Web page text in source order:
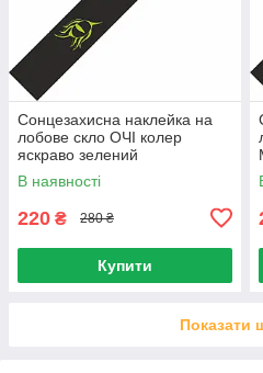
Сонцезахисна наклейка на
лобове скло ОЧІ колер
яскраво зелений
В наявності
220 ₴ 280 ₴
Купити
Показати